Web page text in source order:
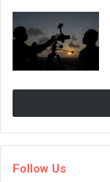
Follow Us